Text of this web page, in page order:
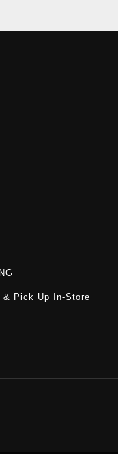
& Pick Up In-Store